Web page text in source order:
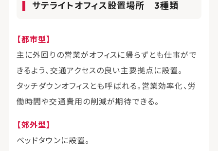
サテライトオフィス設置場所 3種類
【都市型】
主に外回りの営業がオフィスに帰らずとも仕事がで
きるよう、交通アクセスの良い主要拠点に設置。
タッチダウンオフィスとも呼ばれる。営業効率化、労
働時間や交通費用の削減が期待できる。
【郊外型】
ベッドタウンに設置。